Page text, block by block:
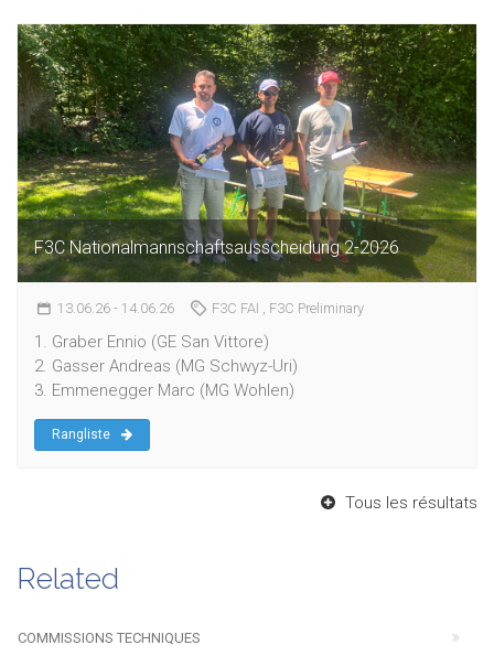
F3C Nationalmannschaftsausscheidung 2-2026
13.06.26 - 14.06.26 F3C FAI , F3C Preliminary
1. Graber Ennio (GE San Vittore)
2. Gasser Andreas (MG Schwyz-Uri)
3. Emmenegger Marc (MG Wohlen)
Rangliste
Tous les résultats
Related
COMMISSIONS TECHNIQUES